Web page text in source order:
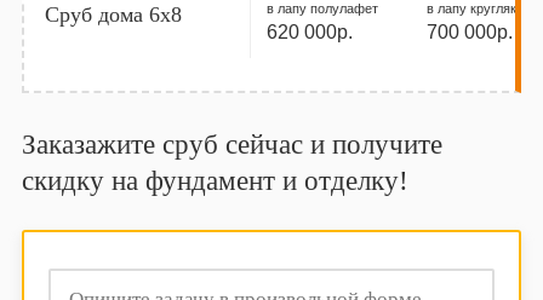
Сруб дома 6х8 в лапу полулафет
620 000р.
в лапу кругляк
700 000р.
Заказажите сруб сейчас и получите
скидку на фундамент и отделку!